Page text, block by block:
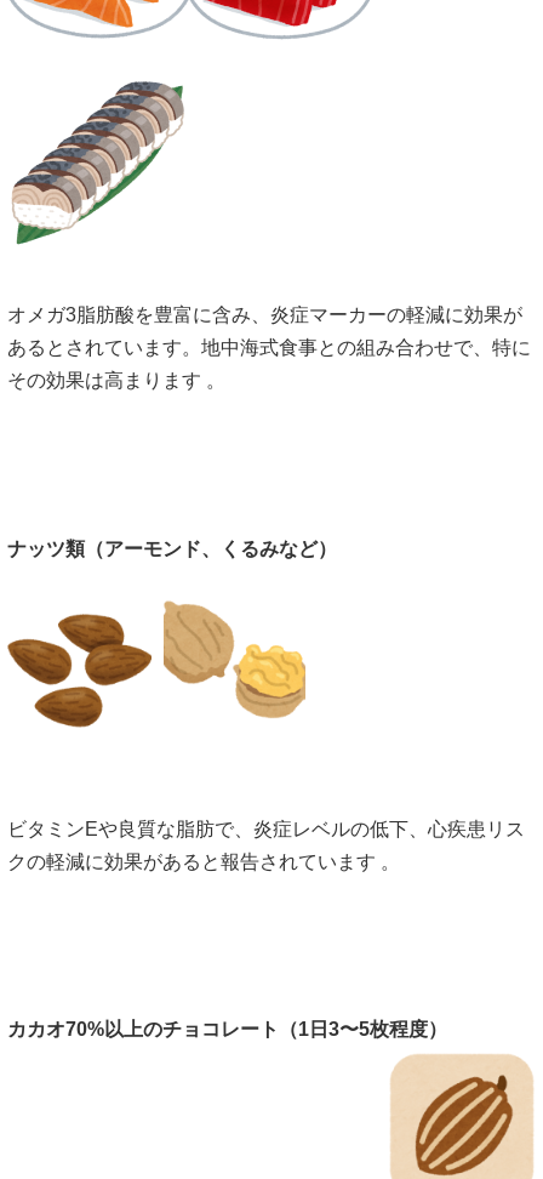
オメガ3脂肪酸を豊富に含み、炎症マーカーの軽減に効果が
あるとされています。地中海式食事との組み合わせで、特に
その効果は高まります 。
ナッツ類（アーモンド、くるみなど）
ビタミンEや良質な脂肪で、炎症レベルの低下、心疾患リス
クの軽減に効果があると報告されています 。
カカオ70%以上のチョコレート（1 日 3〜5枚程度）